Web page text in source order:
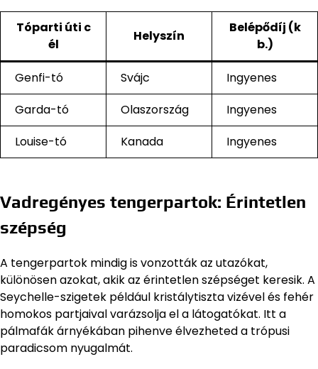
Tóparti úti c
él
Helyszín
Belépődíj (k
b.)
Genfi-tó Svájc
Ingyenes
Garda-tó
Olaszország
Ingyenes
Louise-tó
Kanada Ingyenes
Vadregényes tengerpartok: Érintetlen
szépség
A tengerpartok mindig is vonzották az utazókat,
különösen azokat, akik az érintetlen szépséget keresik. A
Seychelle-szigetek például kristálytiszta vizével és fehér
homokos partjaival varázsolja el a látogatókat. Itt a
pálmafák árnyékában pihenve élvezheted a trópusi
paradicsom nyugalmát.